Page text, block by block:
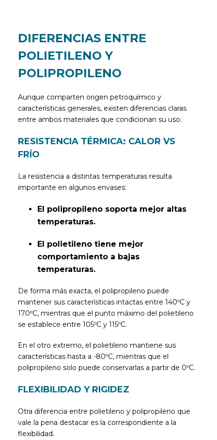
DIFERENCIAS ENTRE
POLIETILENO Y
POLIPROPILENO
Aunque comparten origen petroquímico y
características generales, existen diferencias claras
entre ambos materiales que condicionan su uso.
RESISTENCIA TÉRMICA: CALOR VS
FRÍO
La resistencia a distintas temperaturas resulta
importante en algunos envases:
El polipropileno soporta mejor altas
temperaturas.
El polietileno tiene mejor
comportamiento a bajas
temperaturas.
De forma más exacta, el polipropileno puede
mantener sus características intactas entre 140ºC y
170ºC, mientras que el punto máximo del polietileno
se establece entre 105ºC y 115ºC.
En el otro extremo, el polietileno mantiene sus
características hasta a -80ºC, mientras que el
polipropileno solo puede conservarlas a partir de 0ºC.
FLEXIBILIDAD Y RIGIDEZ
Otra diferencia entre polietileno y polipropileno que
vale la pena destacar es la correspondiente a la
flexibilidad.